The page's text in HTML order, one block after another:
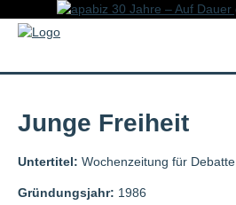
Junge Freiheit
Untertitel: Wochenzeitung für Debatte
Gründungsjahr: 1986